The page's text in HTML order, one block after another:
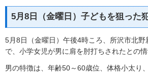
5月8日（金曜日）子どもを狙った
5月8日（金曜日）午後4時ころ、所沢市北
で、小学女児が男に肩を肘打ちされたとの情
男の特徴は、年齢50～60歳位、体格小太り